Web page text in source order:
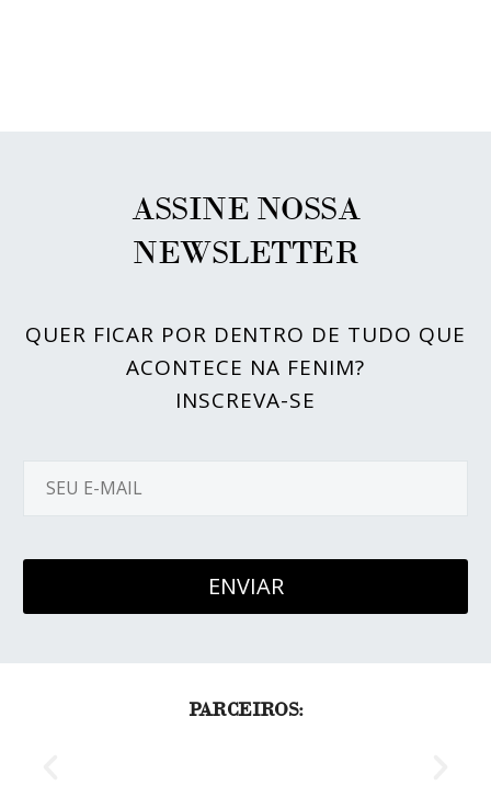
ASSINE NOSSA
NEWSLETTER
QUER FICAR POR DENTRO DE TUDO QUE
ACONTECE NA FENIM?
INSCREVA-SE
PARCEIROS: